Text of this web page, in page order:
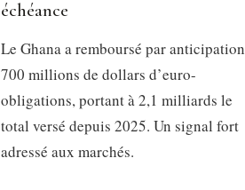
échéance
Le Ghana a remboursé par anticipation
700 millions de dollars d’euro-
obligations, portant à 2,1 milliards le
total versé depuis 2025. Un signal fort
adressé aux marchés.